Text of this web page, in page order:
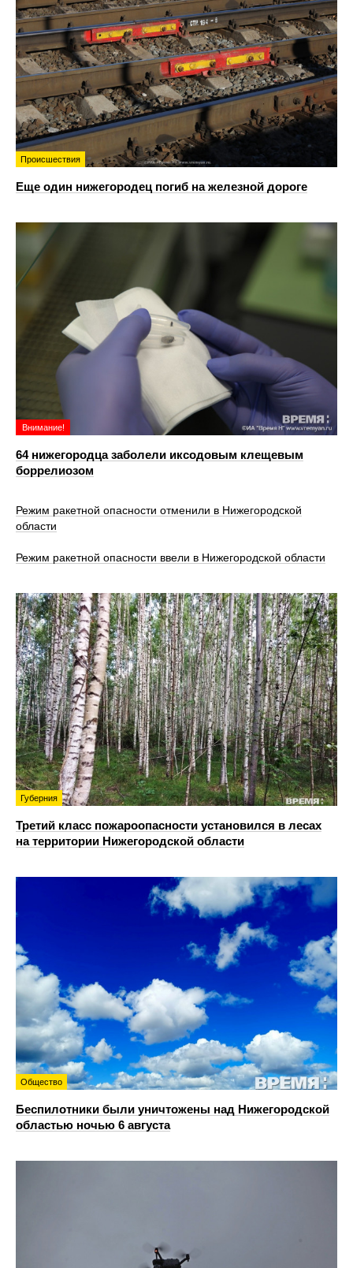
Происшествия
Еще один нижегородец погиб на железной дороге
Внимание!
64 нижегородца заболели иксодовым клещевым
боррелиозом
Режим ракетной опасности отменили в Нижегородской
области
Режим ракетной опасности ввели в Нижегородской области
Губерния
Третий класс пожароопасности установился в лесах
на территории Нижегородской области
Общество
Беспилотники были уничтожены над Нижегородской
областью ночью 6 августа